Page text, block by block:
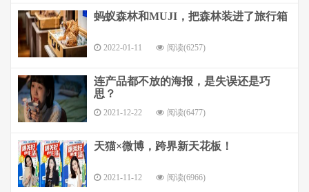
蚂蚁森林和MUJI，把森林装进了旅行箱
2022-01-11 阅读(6257)
连产品都不放的海报，是失误还是巧
思？
2021-12-22 阅读(6477)
天猫×微博，跨界新天花板！
2021-11-12 阅读(6966)